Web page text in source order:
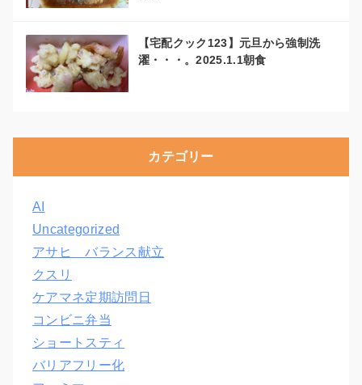
【宅配クック123】元旦から強制洗
濯・・・。2025.1.1朝食
カテゴリー
AI
Uncategorized
アサヒ バランス献立
クスリ
ケアマネ定期訪問日
コンビニ弁当
ショートスティ
バリアフリー化